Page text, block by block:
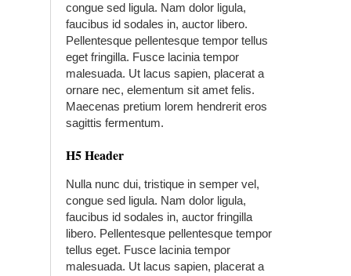
congue sed ligula. Nam dolor ligula,
faucibus id sodales in, auctor libero.
Pellentesque pellentesque tempor tellus
eget fringilla. Fusce lacinia tempor
malesuada. Ut lacus sapien, placerat a
ornare nec, elementum sit amet felis.
Maecenas pretium lorem hendrerit eros
sagittis fermentum.
H5 Header
Nulla nunc dui, tristique in semper vel,
congue sed ligula. Nam dolor ligula,
faucibus id sodales in, auctor fringilla
libero. Pellentesque pellentesque tempor
tellus eget. Fusce lacinia tempor
malesuada. Ut lacus sapien, placerat a